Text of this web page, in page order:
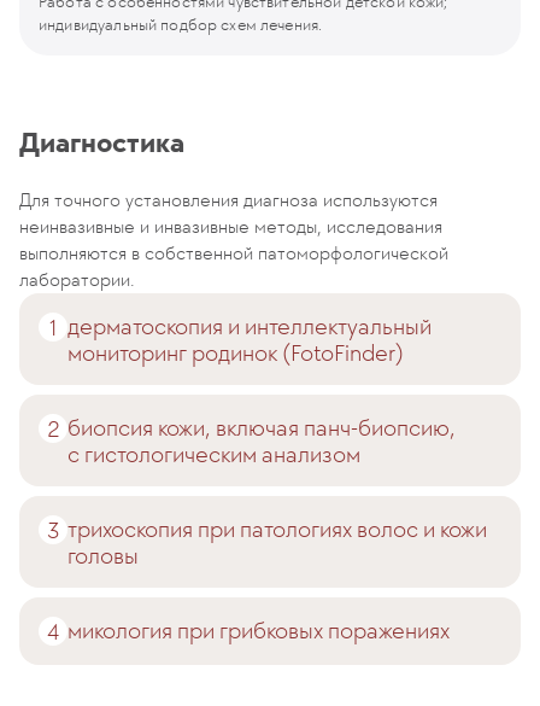
индивидуальный подбор схем лечения.
Диагностика
Для точного установления диагноза используются
неинвазивные и инвазивные методы, исследования
выполняются в собственной патоморфологической
лаборатории.
дерматоскопия и интеллектуальный
мониторинг родинок (FotoFinder)
биопсия кожи, включая панч-биопсию,
с гистологическим анализом
трихоскопия при патологиях волос и кожи
головы
микология при грибковых поражениях